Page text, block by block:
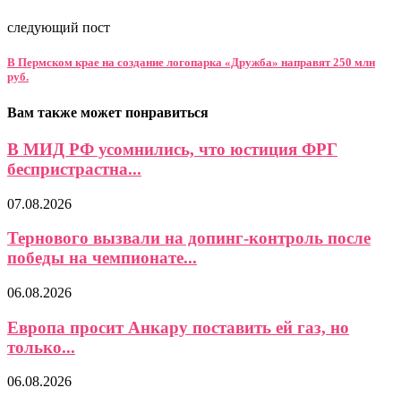
следующий пост
В Пермском крае на создание логопарка «Дружба» направят 250 млн
руб.
Вам также может понравиться
В МИД РФ усомнились, что юстиция ФРГ
беспристрастна...
07.08.2026
Тернового вызвали на допинг-контроль после
победы на чемпионате...
06.08.2026
Европа просит Анкару поставить ей газ, но
только...
06.08.2026